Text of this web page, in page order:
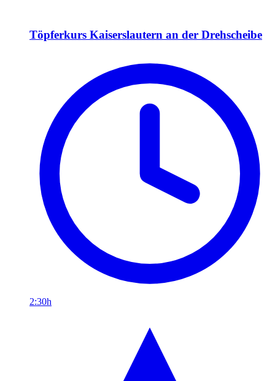
Töpferkurs Kaiserslautern an der Drehscheibe
2:30h